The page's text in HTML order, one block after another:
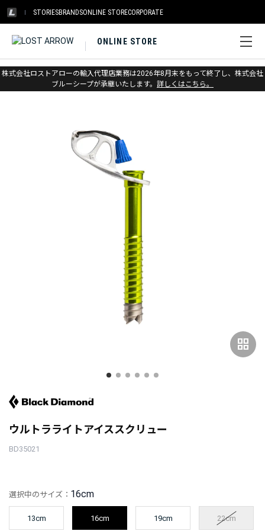
STORIESBRANDSONLINE STORECORPORATE
ONLINE STORE
株式会社ロストアローの輸入代理店業務は2026年8月末をもって終了し、株式会社
ブルーシープが承継いたします。 詳しくはこちら。
ホーム > ブラックダイヤモンド > アイス > アイスプロテクション
grid_view
ウルトラライトアイススクリュー
BD35021
選択中のサイズ： 16cm
13cm 16cm 19cm 22cm